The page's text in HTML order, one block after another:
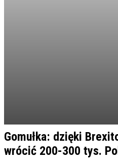
Gomułka: dzięki
wrócić 200-300 tys.